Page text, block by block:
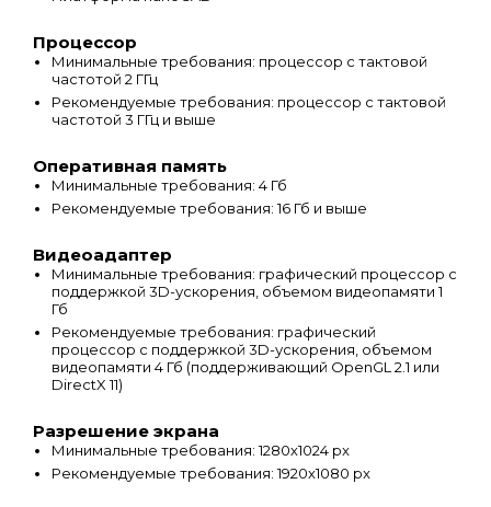
Процессор
Минимальные требования: процессор с тактовой
частотой 2 ГГц
Рекомендуемые требования: процессор с тактовой
частотой 3 ГГц и выше
Оперативная память
Минимальные требования: 4 Гб
Рекомендуемые требования: 16 Гб и выше
Видеоадаптер
Минимальные требования: графический процессор с
поддержкой 3D-ускорения, объемом видеопамяти 1
Гб
Рекомендуемые требования: графический
процессор с поддержкой 3D-ускорения, объемом
видеопамяти 4 Гб (поддерживающий OpenGL 2.1 или
DirectX 11)
Разрешение экрана
Минимальные требования: 1280х1024 px
Рекомендуемые требования: 1920х1080 px